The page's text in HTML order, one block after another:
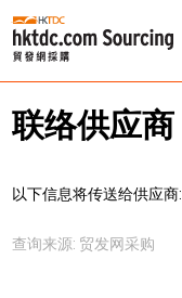
联络供应商
以下信息将传送给供应商:
查询来源: 贸发网采购